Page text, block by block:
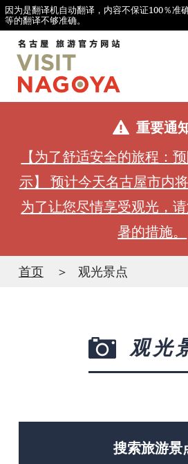
因为是翻译机自动翻译，内容不保证100％准
等的翻译不够准确。
重要通
【为了舒适安全的旅程：
示】 预计今天名古屋市内
为了让您尽情享受观光，
暑的措施。
首页 观光景点
观光
搜索旅游景